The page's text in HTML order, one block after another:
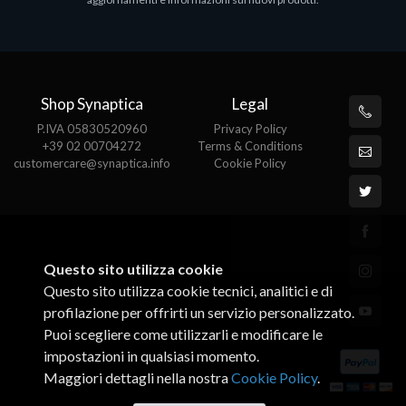
Shop Synaptica
P.IVA 05830520960
+39 02 00704272
customercare@synaptica.info
Legal
Privacy Policy
Terms & Conditions
Cookie Policy
Questo sito utilizza cookie
Questo sito utilizza cookie tecnici, analitici e di
profilazione per offrirti un servizio personalizzato.
Puoi scegliere come utilizzarli e modificare le
impostazioni in qualsiasi momento.
Maggiori dettagli nella nostraCookie Policy.